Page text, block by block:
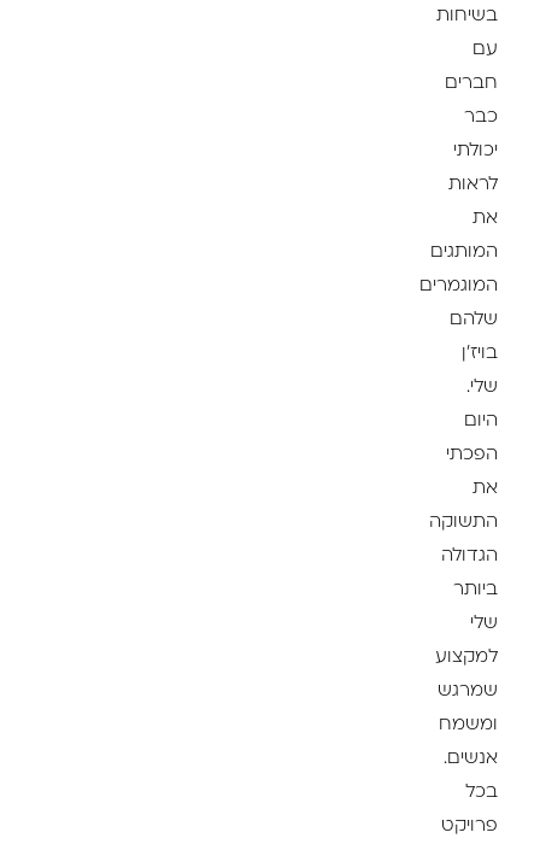
בשיחות
חברים
כבר
יכולתי
לראות
את
המותגים
המוגמרים
שלהם
בויז'ן
שלי.
היום
הפכתי
את
התשוקה
הגדולה
ביותר
שלי
למקצוע
שמרגש
ומשמח
אנשים.
בכל
פרויקט